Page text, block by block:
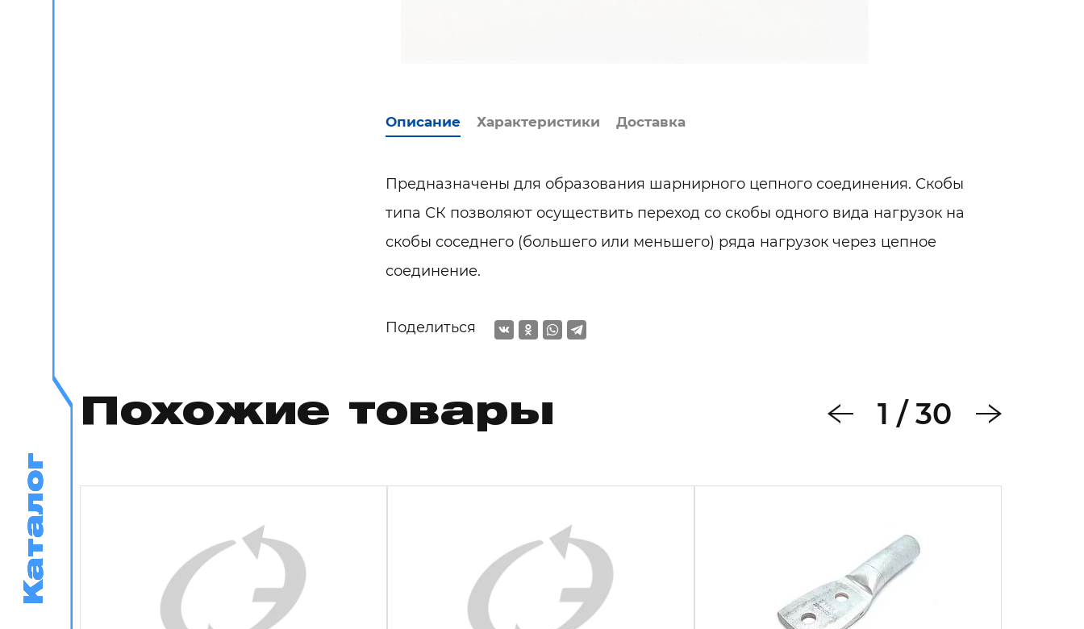
Каталог
Каталог
Описание Характеристики Доставка
Предназначены для образования шарнирного цепного соединения. Скобы
типа СК позволяют осуществить переход со скобы одного вида нагрузок на
скобы соседнего (большего или меньшего) ряда нагрузок через цепное
соединение.
Поделиться
Похожие товары 1 / 30